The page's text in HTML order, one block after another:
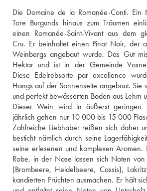
Die Domaine de la Romanée-Conti.
Tore Burgunds hinaus zum Träumen
einen Romanée-Saint-Vivant aus dem
Cru. Er beinhaltet einen Pinot Noir, der
Weinbergs angebaut wurde. Das Gut
Hektar und ist in der Gemeinde
Diese Edelrebsorte par excellence
Hangs auf der Sonnenseite angebaut. Sie
und perfekt bewässerten Boden aus Lehm
Dieser Wein wird in äußerst geringen
jährlich gehen nur 10 000 bis 15 000
Zahlreiche Liebhaber reißen sich daher
besticht nämlich durch seine
seine erlesenen und komplexen Aromen.
Robe, in der Nase lassen sich Noten von
(Brombeere, Heidelbeere, Cassis),
kandierten Früchten ausmachen. Er hält